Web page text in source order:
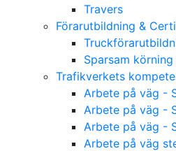
Travers
Förarutbildning &
Sparsam
Trafikverkets
Arbete på väg -
Arbete på väg -
Arbete på väg -
Arbete på väg